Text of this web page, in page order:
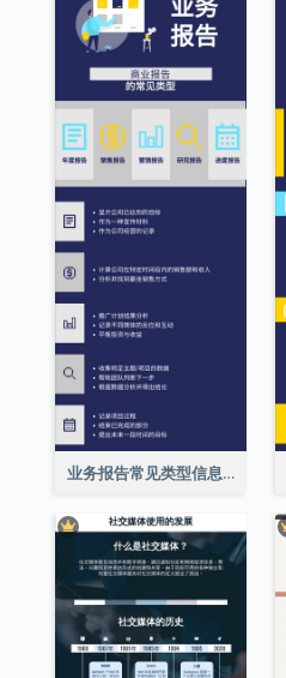
业务报告常见类型信息图表